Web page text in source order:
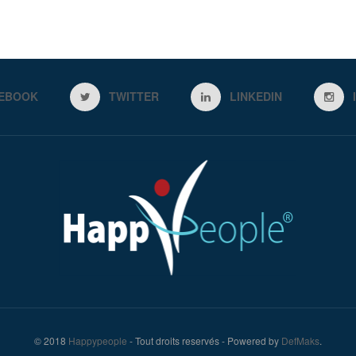
TWITTER LINKEDIN
© 2018 Happypeople - Tout droits reservés - Powered by DefMaks.